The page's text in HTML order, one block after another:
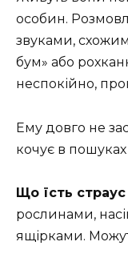
особин.
звуками,
бум» або
неспокійно,
Ему довго не
кочує в пошуках
Що їсть
рослинами,
ящірками.